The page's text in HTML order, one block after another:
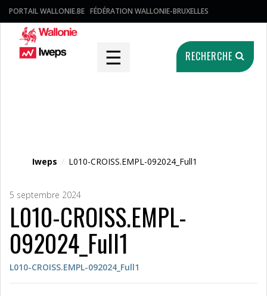
PORTAIL WALLONIE.BE FÉDÉRATION WALLONIE-BRUXELLES
☰ RECHERCHE
Iweps / L010-CROISS.EMPL-092024_Full1
5 septembre 2024
L010-CROISS.EMPL-
092024_Full1
L010-CROISS.EMPL-092024_Full1